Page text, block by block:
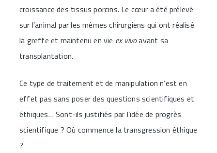
croissance des tissus porcins. Le cœur a été prélevé
sur l’animal par les mêmes chirurgiens qui ont réalisé
la greffe et maintenu en vie ex vivoavant sa
transplantation.
Ce type de traitement et de manipulation n’est en
effet pas sans poser des questions scientifiques et
éthiques… Sont-ils justifiés par l’idée de progrès
scientifique ? Où commence la transgression éthique
?